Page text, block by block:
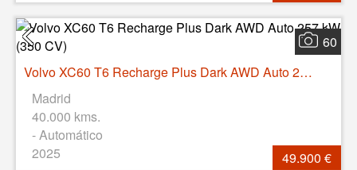
60
Volvo XC60 T6 Recharge Plus Dark AWD Auto 257 kW (350 CV)
Madrid
40.000 kms.
- Automático
2025
49.900 €